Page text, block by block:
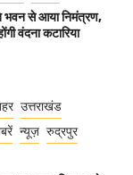
भवन से आया निमंत्रण,
वंदना कटारिया
उत्तराखंड
न्यूज़ रुद्रपुर